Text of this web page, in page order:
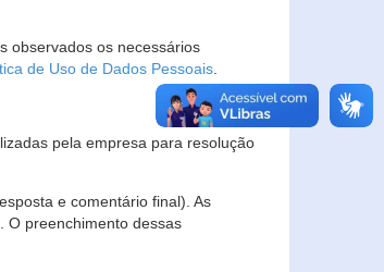
observados os necessários
de Uso de Dados Pessoais
pela empresa para resolução
e comentário final). As
O preenchimento dessas